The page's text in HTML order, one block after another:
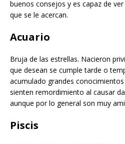
buenos consejos y es capaz de
que se le acercan.
Acuario
Bruja de las estrellas. Nacieron
que desean se cumple tarde o
acumulado grandes
sienten remordimiento al causar
aunque por lo general son muy
Piscis